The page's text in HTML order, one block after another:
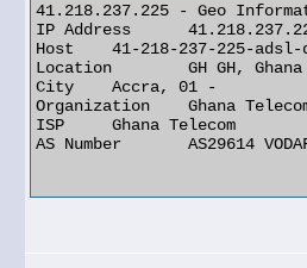
41.218.237.225 - Geo
IP Address 	41.218.237.225
Host 	41-218-237-225-adsl-dyn.4u.com.gh
Location 	GH GH, Ghana
City 	Accra, 01 -
Organization 	Ghana Telecom
ISP 	Ghana Telecom
AS Number 	AS29614 VODAFONE GHANA AS INTERNATIONAL TRANSIT